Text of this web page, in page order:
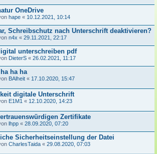
OneDrive
hape « 10.12.2021, 10:14
Schreibschutz nach Unterschrift deaktivieren?
n4x « 29.11.2021, 22:17
unterschreiben pdf
DieterS « 26.02.2021, 11:17
ha ha
BAlheit « 17.10.2020, 15:47
digitale Unterschrift
E1M1 « 12.10.2020, 14:23
Zertifikate
lhpp « 28.09.2020, 07:20
Sicherheitseinstellung der Datei
CharlesTaida « 29.08.2020, 07:03